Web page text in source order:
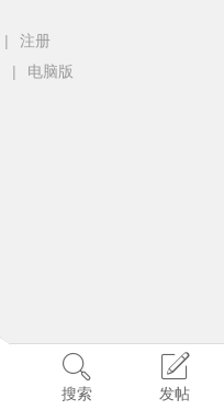
|
注册
| 电脑版
搜索 发帖